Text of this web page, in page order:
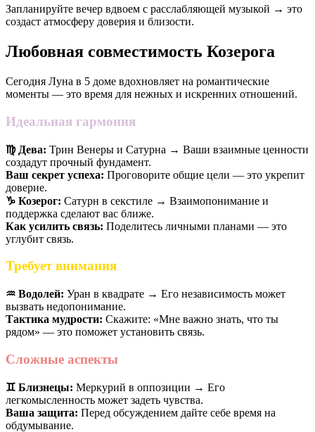
Запланируйте вечер вдвоем с расслабляющей музыкой → это
создаст атмосферу доверия и близости.
Любовная совместимость Козерога
Сегодня Луна в 5 доме вдохновляет на романтические
моменты — это время для нежных и искренних отношений.
Идеальная гармония
♍️ Дева: Трин Венеры и Сатурна → Ваши взаимные ценности
создадут прочный фундамент.
Ваш секрет успеха: Проговорите общие цели — это укрепит
доверие.
♑️ Козерог: Сатурн в секстиле → Взаимопонимание и
поддержка сделают вас ближе.
Как усилить связь: Поделитесь личными планами — это
углубит связь.
Требует внимания
♒️ Водолей: Уран в квадрате → Его независимость может
вызвать недопонимание.
Тактика мудрости: Скажите: «Мне важно знать, что ты
рядом» — это поможет установить связь.
Сложные аспекты
♊️ Близнецы: Меркурий в оппозиции → Его
легкомысленность может задеть чувства.
Ваша защита: Перед обсуждением дайте себе время на
обдумывание.